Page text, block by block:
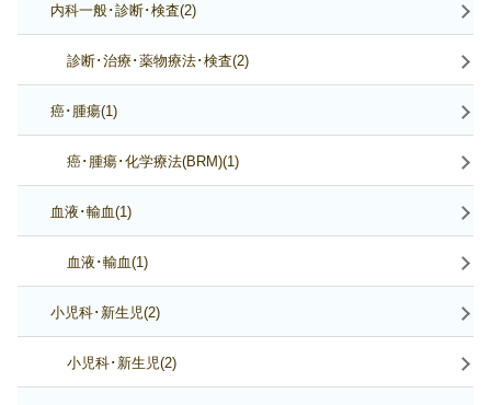
内科一般･診断･検査(2)
診断･治療･薬物療法･検査(2)
癌･腫瘍(1)
癌･腫瘍･化学療法(BRM)(1)
血液･輸血(1)
血液･輸血(1)
小児科･新生児(2)
小児科･新生児(2)